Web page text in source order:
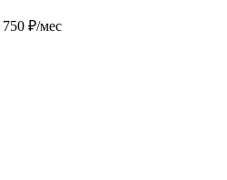
750 ₽/мес